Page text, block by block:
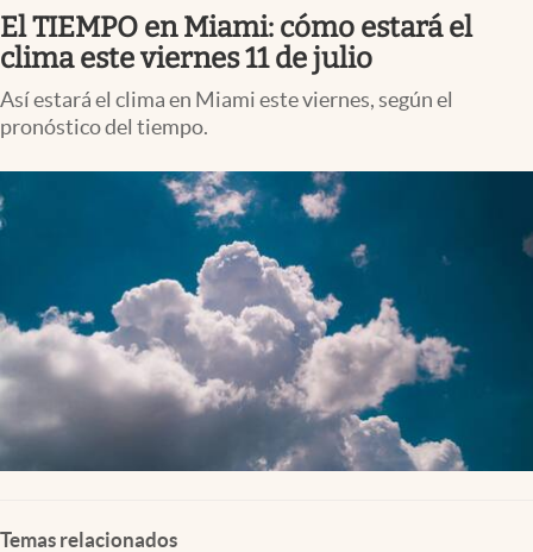
Espiritual
Streaming
PC y mobile
El TIEMPO en Miami: cómo estará el
clima este viernes 11 de julio
Así estará el clima en Miami este viernes, según el
pronóstico del tiempo.
Temas relacionados